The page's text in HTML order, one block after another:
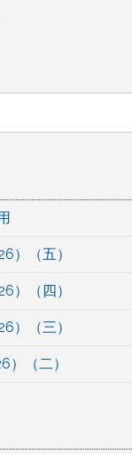
）（五）
）（四）
）（三）
（二）